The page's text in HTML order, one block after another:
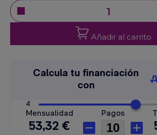
Añadir al carrito